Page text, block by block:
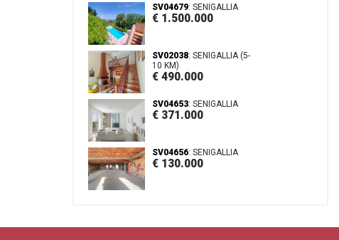
SV04679: SENIGALLIA
€ 1.500.000
SV02038: SENIGALLIA (5-
10 KM)
€ 490.000
SV04653: SENIGALLIA
€ 371.000
SV04656: SENIGALLIA
€ 130.000